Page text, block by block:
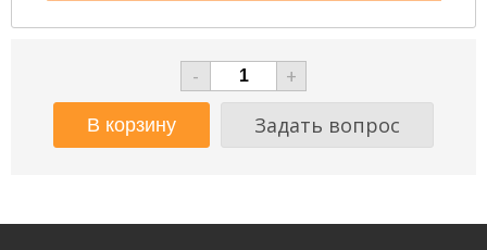
-
+
Задать вопрос